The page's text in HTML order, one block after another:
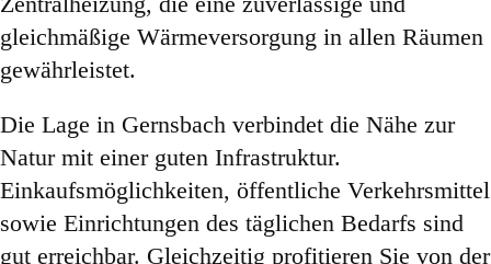
gleichmäßige Wärmeversorgung in allen Räumen
gewährleistet.
Die Lage in Gernsbach verbindet die Nähe zur
Natur mit einer guten Infrastruktur.
Einkaufsmöglichkeiten, öffentliche Verkehrsmittel
sowie Einrichtungen des täglichen Bedarfs sind
gut erreichbar. Gleichzeitig profitieren Sie von der